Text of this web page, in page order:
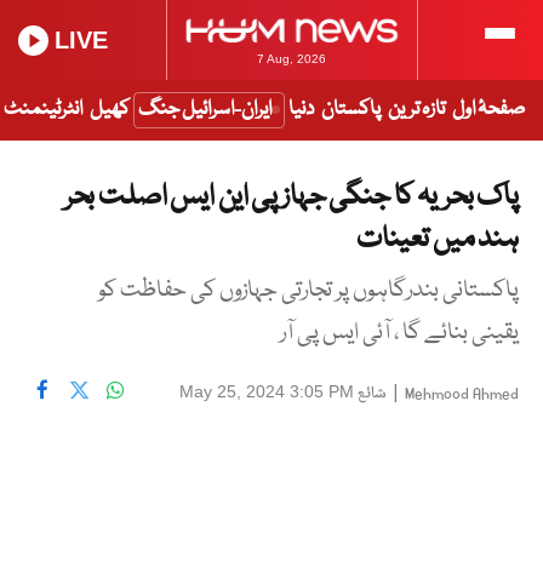
7 Aug, 2026
LIVE
صفحۂ اول تازہ ترین پاکستان دنیا ایران-اسرائیل جنگ کھیل انٹرٹینمنٹ
پاک بحریہ کا جنگی جہاز پی این ایس اصلت بحر
ہند میں تعینات
پاکستانی بندرگاہوں پر تجارتی جہازوں کی حفاظت کو
یقینی بنائے گا ، آئی ایس پی آر
Mehmood Ahmed
| شائع May 25, 2024 3:05 PM